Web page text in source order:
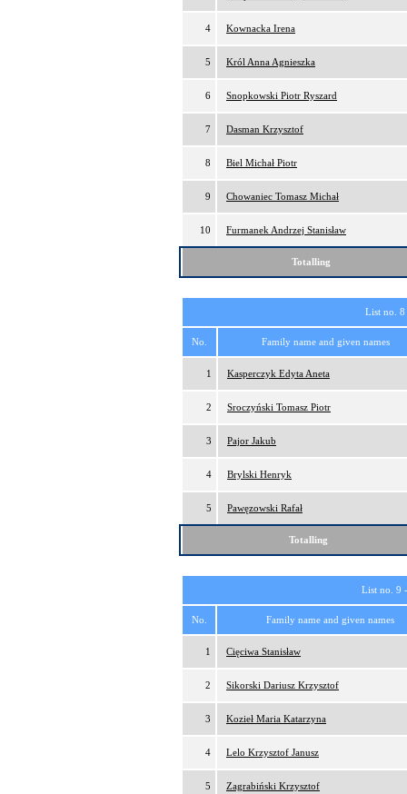
4 Kownacka Irena
5 Król Anna Agnieszka
6 Snopkowski Piotr Ryszard
7 Dasman Krzysztof
8 Biel Michał Piotr
9 Chowaniec Tomasz Michał
10 Furmanek Andrzej Stanisław
Totalling
List no.
No. Family name and given names
1 Kasperczyk Edyta Aneta
2 Sroczyński Tomasz Piotr
3 Pajor Jakub
4 Brylski Henryk
5 Pawęzowski Rafał
Totalling
List no. 9
No. Family name and given names
1 Cięciwa Stanisław
2 Sikorski Dariusz Krzysztof
3 Kozieł Maria Katarzyna
4 Lelo Krzysztof Janusz
5 Zagrabiński Krzysztof